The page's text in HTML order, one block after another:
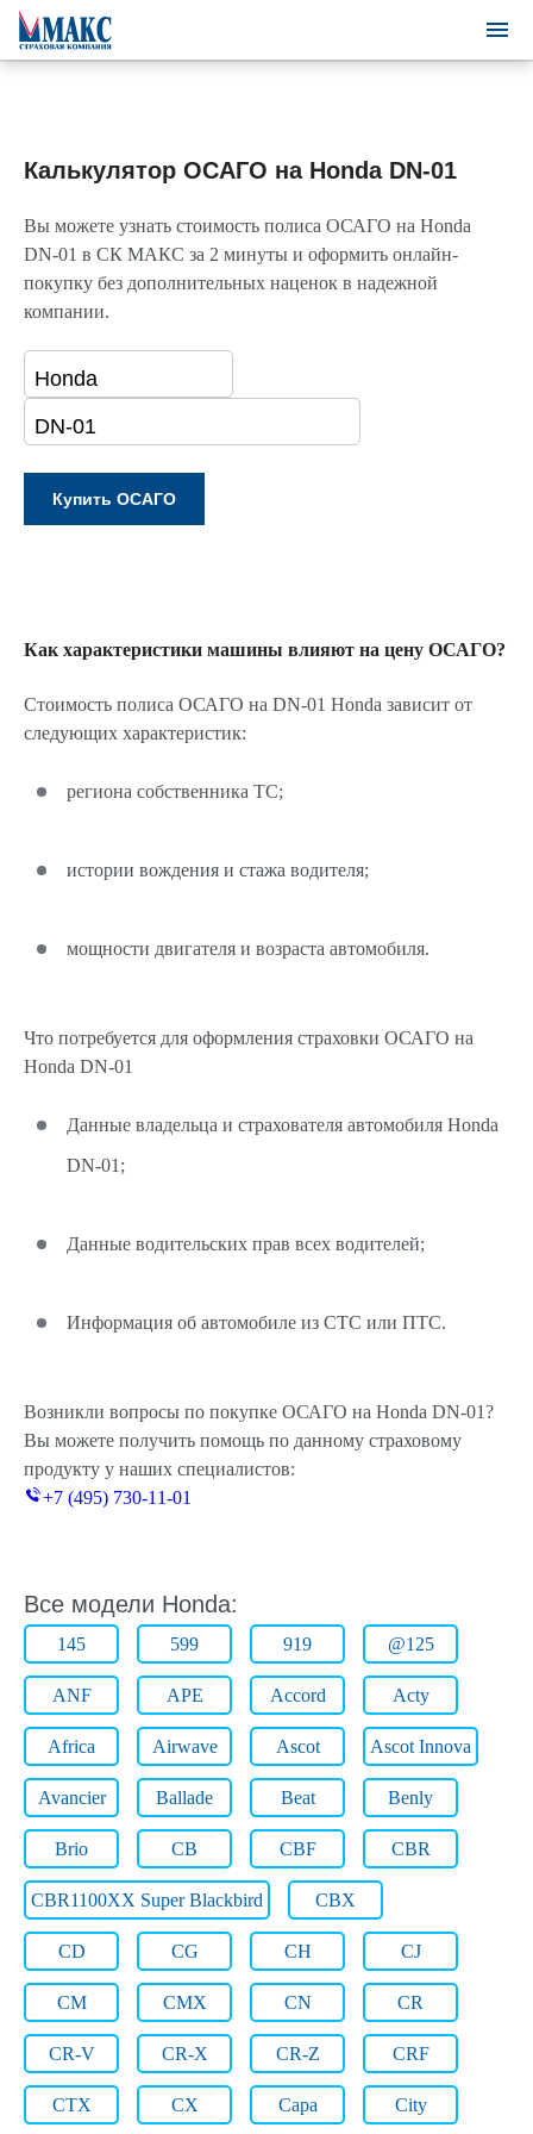
Калькулятор ОСАГО на Honda DN-01
Вы можете узнать стоимость полиса ОСАГО на Honda
DN-01 в СК МАКС за 2 минуты и оформить онлайн-
покупку без дополнительных наценок в надежной
компании.
Как характеристики машины влияют на цену ОСАГО?
Стоимость полиса ОСАГО на DN-01 Honda зависит от
следующих характеристик:
региона собственника ТС;
истории вождения и стажа водителя;
мощности двигателя и возраста автомобиля.
Что потребуется для оформления страховки ОСАГО на
Honda DN-01
Данные владельца и страхователя автомобиля Honda
DN-01;
Данные водительских прав всех водителей;
Информация об автомобиле из СТС или ПТС.
Возникли вопросы по покупке ОСАГО на Honda DN-01?
Вы можете получить помощь по данному страховому
продукту у наших специалистов:
+7 (495) 730-11-01
Все модели Honda:
145 599 919 @125
ANF APE Accord Acty
Africa Airwave Ascot Ascot Innova
Avancier Ballade Beat Benly
Brio CB CBF CBR
CBR1100XX Super Blackbird CBX
CD CG CH CJ
CM CMX CN CR
CR-V CR-X CR-Z CRF
CTX CX Capa City